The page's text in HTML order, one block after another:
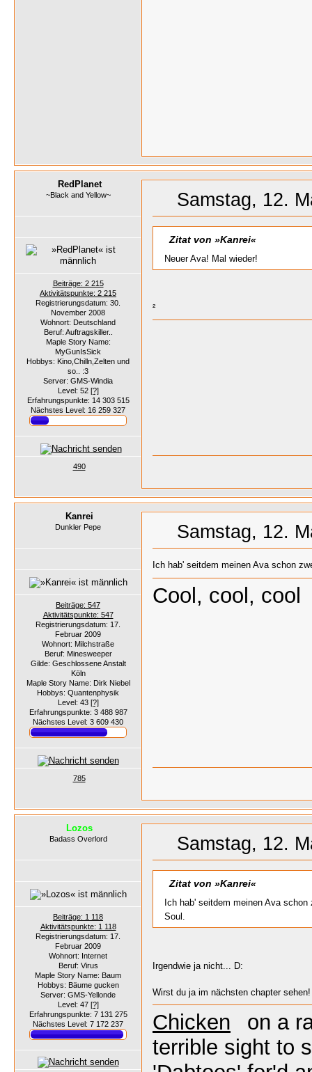
RedPlanet
~Black and Yellow~
Beiträge: 2 215
Aktivitätspunkte: 2 215
Registrierungsdatum: 30.
November 2008
Wohnort: Deutschland
Beruf: Auftragskiller..
Maple Story Name:
MyGunIsSick
Hobbys: Kino,Chilln,Zelten und
so.. :3
Server: GMS-Windia
Level: 52 [?]
Erfahrungspunkte: 14 303 515
Nächstes Level: 16 259 327
490
Samstag, 12.
Zitat von »Kanrei«
Neuer Ava! Mal wieder!
²
Kanrei
Dunkler Pepe
Beiträge: 547
Aktivitätspunkte: 547
Registrierungsdatum: 17.
Februar 2009
Wohnort: Milchstraße
Beruf: Minesweeper
Gilde: Geschlossene Anstalt
Köln
Maple Story Name: Dirk Niebel
Hobbys: Quantenphysik
Level: 43 [?]
Erfahrungspunkte: 3 488 987
Nächstes Level: 3 609 430
785
Samstag, 12.
Ich hab' seitdem meinen Ava schon
Cool, cool, cool
Lozos
Badass Overlord
Beiträge: 1 118
Aktivitätspunkte: 1 118
Registrierungsdatum: 17.
Februar 2009
Wohnort: Internet
Beruf: Virus
Maple Story Name: Baum
Hobbys: Bäume gucken
Server: GMS-Yellonde
Level: 47 [?]
Erfahrungspunkte: 7 131 275
Nächstes Level: 7 172 237
Samstag, 12.
Zitat von »Kanrei«
Ich hab' seitdem meinen Ava
Soul.
Irgendwie ja nicht... D:
Wirst du ja im nächsten chapter
Chicken
on a
terrible sight to